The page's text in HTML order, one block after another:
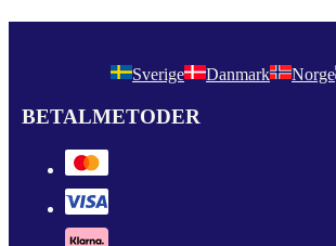
Sverige Danmark Norge
BETALMETODER